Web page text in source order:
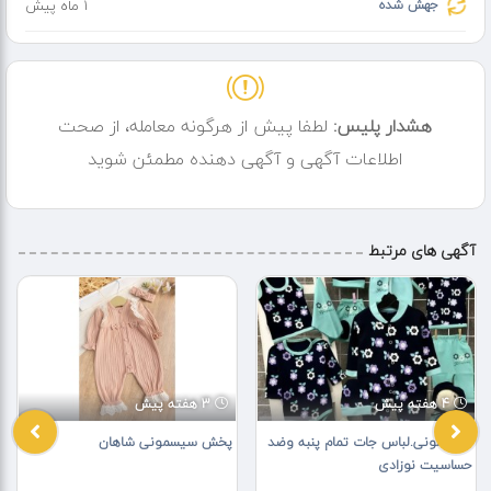
جهش شده 1 ماه پیش
هشدار پلیس: لطفا پیش از هرگونه معامله، از صحت
اطلاعات آگهی و آگهی دهنده مطمئن شوید
آگهی های مرتبط
3 هفته پیش
پخش سیسمونی شاهان
4 هفته پیش
سیسمونی.لباس جات تمام پنبه وضد
حساسیت نوزادی